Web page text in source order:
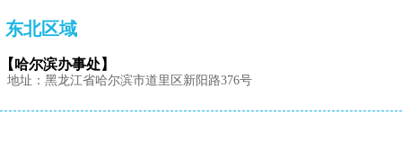
东北区域
【哈尔滨办事处】
地址：黑龙江省哈尔滨市道里区新阳路376号